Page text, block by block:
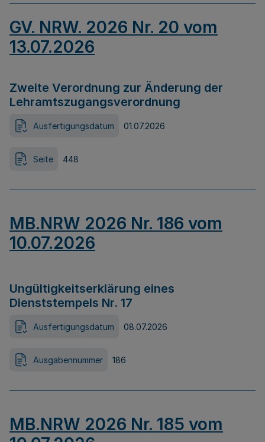
GV. NRW. 2026 Nr. 20 vom
13.07.2026
Zweite Verordnung zur Änderung der
Lehramtszugangsverordnung
Ausfertigungsdatum 01.07.2026
Seite 448
MB.NRW 2026 Nr. 186 vom
10.07.2026
Ungültigkeitserklärung eines
Dienststempels Nr. 17
Ausfertigungsdatum 08.07.2026
Ausgabennummer 186
MB.NRW 2026 Nr. 185 vom